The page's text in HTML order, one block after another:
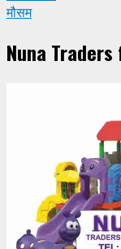
मौसम
Nuna